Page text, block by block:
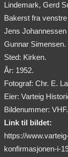
Lindemark, Gerd
Bakerst fra
Jens
Gunnar Simensen.
Sted: Kirken.
År: 1952.
Fotograf: Chr. E.
Eier: Varteig
Bildenummer:
Link til bildet:
https://
konfirmasjonen-i-